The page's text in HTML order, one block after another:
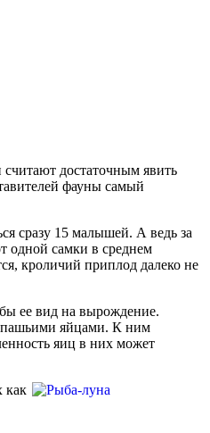
считают достаточным явить
фауны самый
сразу 15 малышей. А ведь за
одной самки в среднем
кроличий приплод далеко не
ее вид на вырождение.
яйцами. К ним
яиц в них может
как